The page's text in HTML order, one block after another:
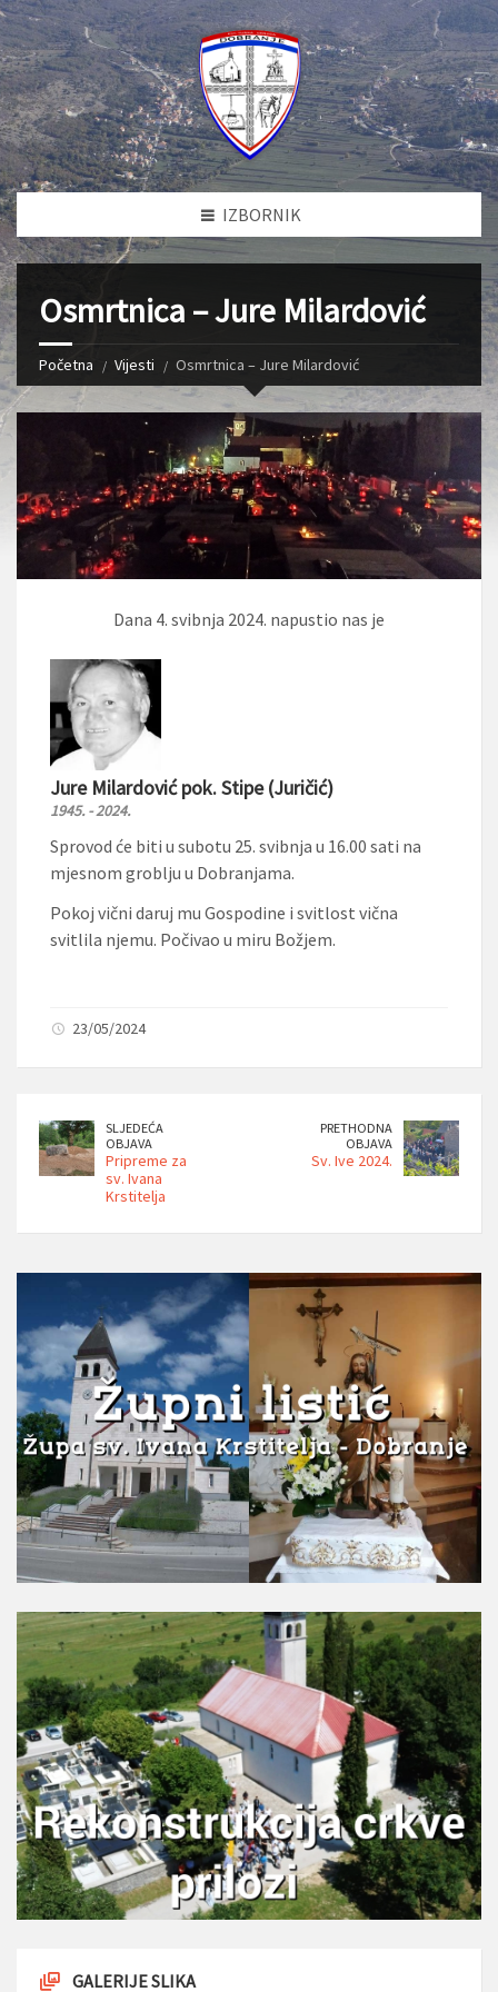
IZBORNIK
Osmrtnica – Jure Milardović
Početna Vijesti Osmrtnica – Jure Milardović
Dana 4. svibnja 2024. napustio nas je
Jure Milardović pok. Stipe (Juričić)
1945. - 2024.
Sprovod će biti u subotu 25. svibnja u 16.00 sati na
mjesnom groblju u Dobranjama.
Pokoj vični daruj mu Gospodine i svitlost vična
svitlila njemu. Počivao u miru Božjem.
23/05/2024
SLJEDEĆA
OBJAVA
Pripreme za
sv. Ivana
Krstitelja
PRETHODNA
OBJAVA
Sv. Ive 2024.
GALERIJE SLIKA